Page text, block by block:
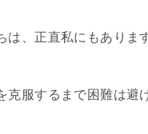
、正直私にもありま
服するまで困難は避